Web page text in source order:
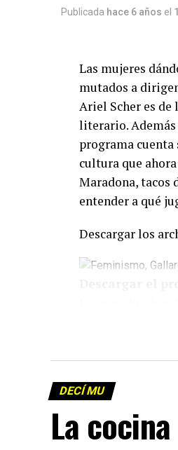
Publicada hace 6 años el
Las mujeres
mutados a
Ariel Scher es
literario. Además
programa
cultura que
Maradona, tacos
entender a qué
Descargar los
DECÍ MU
La